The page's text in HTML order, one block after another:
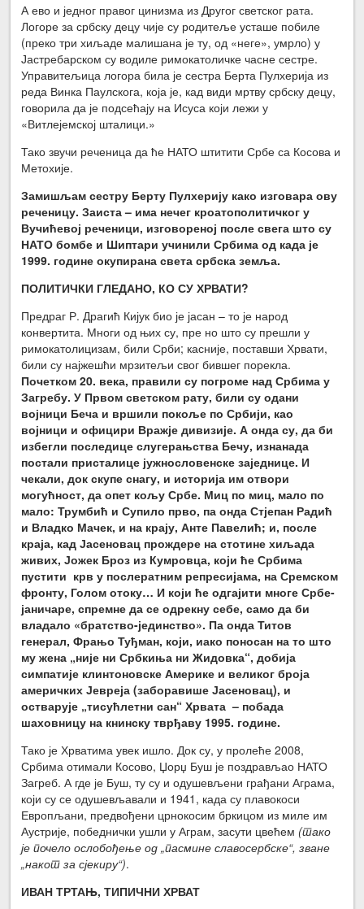
А ево и једног правог цинизма из Другог светског рата.
Логоре за србску децу чије су родитеље усташе побиле
(преко три хиљаде малишана је ту, од «неге», умрло) у
Јастребарском су водиле римокатоличке часне сестре.
Управитељица логора била је сестра Берта Пулхерија из
реда Винка Паулскога, која је, кад види мртву србску децу,
говорила да је подсећају на Исуса који лежи у
«Витлејемској шталици.»
Тако звучи реченица да ће НАТО штитити Србе са Косова и
Метохије.
Замишљам сестру Берту Пулхерију како изговара ову
реченицу. Заиста – има нечег кроатополитичког у
Вучићевој реченици, изговореној после свега што су
НАТО бомбе и Шиптари учинили Србима од када је
1999. године окупирана света србска земља.
ПОЛИТИЧКИ ГЛЕДАНО, КО СУ ХРВАТИ?
Предраг Р. Драгић Кијук био је јасан – то је народ
конвертита. Многи од њих су, пре но што су прешли у
римокатолицизам, били Срби; касније, поставши Хрвати,
били су најжешћи мрзитељи свог бившег порекла.
Почетком 20. века, правили су погроме над Србима у
Загребу. У Првом светском рату, били су одани
војници Беча и вршили покоље по Србији, као
војници и официри Вражје дивизије. А онда су, да би
избегли последице слугерањства Бечу, изнанада
постали присталице јужнословенске заједнице. И
чекали, док скупе снагу, и историја им отвори
могућност, да опет кољу Србе. Миц по миц, мало по
мало: Трумбић и Супило прво, па онда Стјепан Радић
и Владко Мачек, и на крају, Анте Павелић; и, после
краја, кад Јасеновац прождере на стотине хиљада
живих, Јожек Броз из Кумровца, који ће Србима
пустити крв у послератним репресијама, на Сремском
фронту, Голом отоку… И који ће одгајити многе Србе-
јаничаре, спремне да се одрекну себе, само да би
владало «братство-јединство». Па онда Титов
генерал, Фрањо Туђман, који, иако поносан на то што
му жена „није ни Србкиња ни Жидовка“, добија
симпатије клинтоновске Америке и великог броја
америчких Јевреја (заборавише Јасеновац), и
остварује „тисућлетни сан“ Хрвата – побада
шаховницу на книнску тврђаву 1995. године.
Тако је Хрватима увек ишло. Док су, у пролеће 2008,
Србима отимали Косово, Џорџ Буш је поздрављао НАТО
Загреб. А где је Буш, ту су и одушевљени грађани Аграма,
који су се одушевљавали и 1941, када су плавокоси
Европљани, предвођени црнокосим бркицом из миле им
Аустрије, победнички ушли у Аграм, засути цвећем (тако
је почело ослобођење од „пасмине славосербске“, зване
„накот за сјекиру“).
ИВАН ТРТАЊ, ТИПИЧНИ ХРВАТ